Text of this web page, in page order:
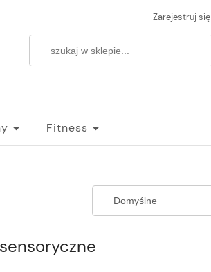
Zarejestruj się
Fitness